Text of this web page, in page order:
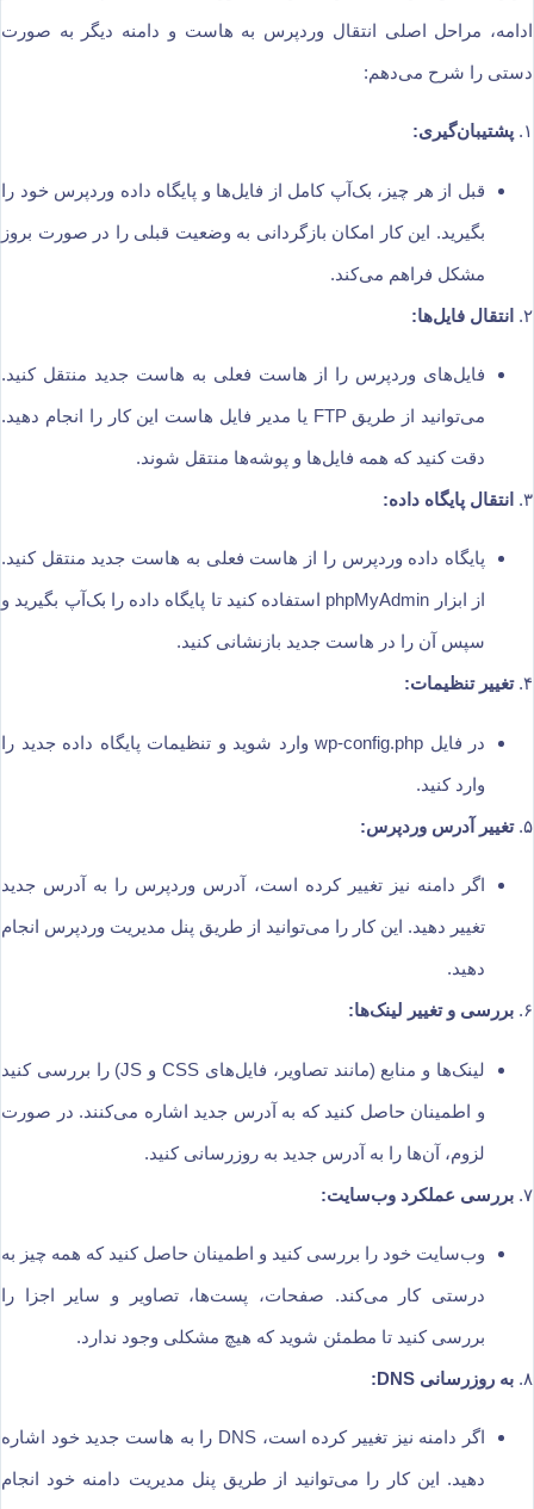
ادامه، مراحل اصلی انتقال وردپرس به هاست و دامنه دیگر به صورت
دستی را شرح می‌دهم:
۱. پشتیبان‌گیری:
قبل از هر چیز، بک‌آپ کامل از فایل‌ها و پایگاه داده وردپرس خود را
بگیرید. این کار امکان بازگردانی به وضعیت قبلی را در صورت بروز
مشکل فراهم می‌کند.
۲. انتقال فایل‌ها:
فایل‌های وردپرس را از هاست فعلی به هاست جدید منتقل کنید.
می‌توانید از طریق FTP یا مدیر فایل هاست این کار را انجام دهید.
دقت کنید که همه فایل‌ها و پوشه‌ها منتقل شوند.
۳. انتقال پایگاه داده:
پایگاه داده وردپرس را از هاست فعلی به هاست جدید منتقل کنید.
از ابزار phpMyAdmin استفاده کنید تا پایگاه داده را بک‌آپ بگیرید و
سپس آن را در هاست جدید بازنشانی کنید.
۴. تغییر تنظیمات:
در فایل wp-config.php وارد شوید و تنظیمات پایگاه داده جدید را
وارد کنید.
۵. تغییر آدرس وردپرس:
اگر دامنه نیز تغییر کرده است، آدرس وردپرس را به آدرس جدید
تغییر دهید. این کار را می‌توانید از طریق پنل مدیریت وردپرس انجام
دهید.
۶. بررسی و تغییر لینک‌ها:
لینک‌ها و منابع (مانند تصاویر، فایل‌های CSS و JS) را بررسی کنید
و اطمینان حاصل کنید که به آدرس جدید اشاره می‌کنند. در صورت
لزوم، آن‌ها را به آدرس جدید به روزرسانی کنید.
۷. بررسی عملکرد وب‌سایت:
وب‌سایت خود را بررسی کنید و اطمینان حاصل کنید که همه چیز به
درستی کار می‌کند. صفحات، پست‌ها، تصاویر و سایر اجزا را
بررسی کنید تا مطمئن شوید که هیچ مشکلی وجود ندارد.
۸. به روزرسانی DNS:
اگر دامنه نیز تغییر کرده است، DNS را به هاست جدید خود اشاره
دهید. این کار را می‌توانید از طریق پنل مدیریت دامنه خود انجام